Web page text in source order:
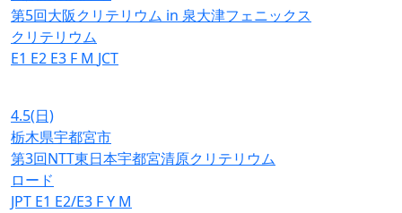
第5回大阪クリテリウム in 泉大津フェニックス
クリテリウム
E1 E2 E3 F M JCT
4.5(日)
栃木県宇都宮市
第3回NTT東日本宇都宮清原クリテリウム
ロード
JPT E1 E2/E3 FY M